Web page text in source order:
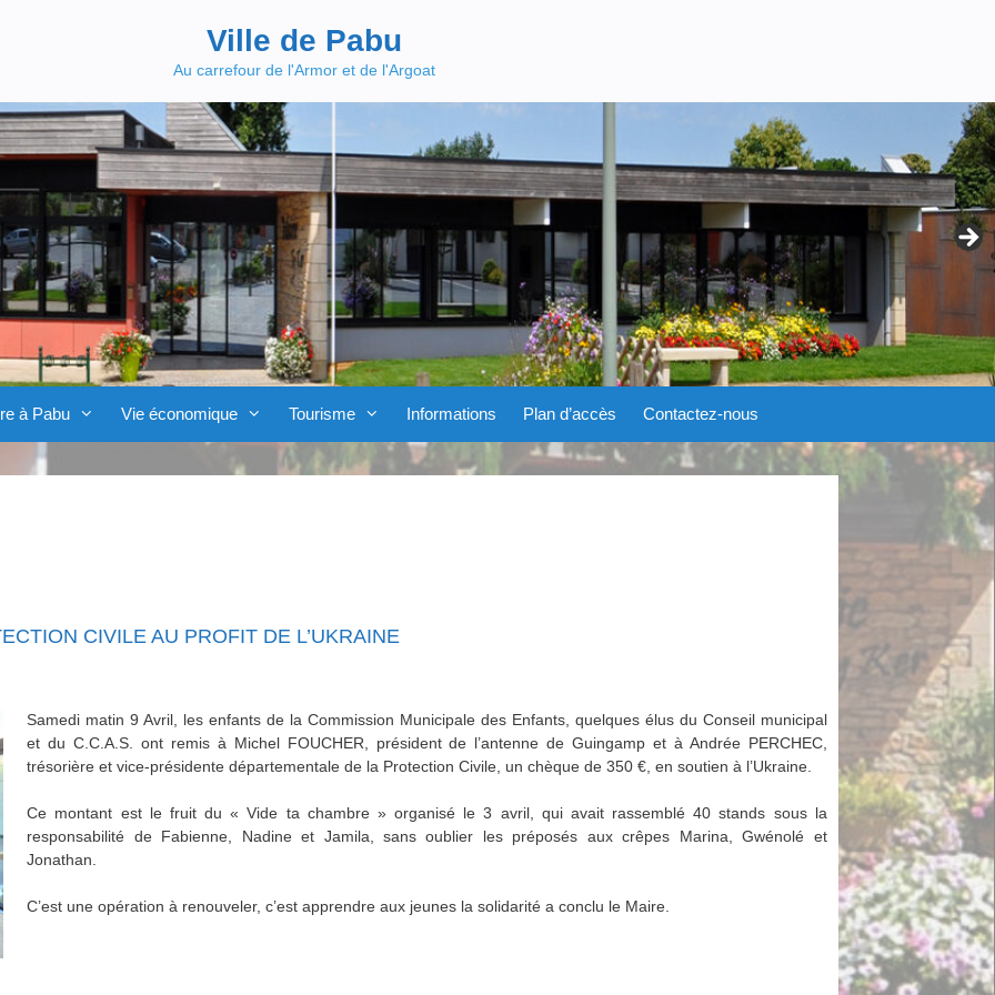
Ville de Pabu
Au carrefour de l'Armor et de l'Argoat
à Pabu Vie économique Tourisme Informations Plan d’accès Contactez-nous
CIVILE AU PROFIT DE L’UKRAINE
Samedi matin 9 Avril , les enfants de la Commission Municipale des Enfants, quelques élus du Conseil municipal
et du C.C.A.S. ont remis à Michel FOUCHER, président de l’antenne de Guingamp et à Andrée PERCHEC,
trésorière et vice-présidente départementale de la Protection Civile, un chèque de 350 €, en soutien à l’Ukraine.
Ce montant est le fruit du « Vide ta chambre » organisé le 3 avril, qui avait rassemblé 40 stands sous la
responsabilité de Fabienne, Nadine et Jamila, sans oublier les préposés aux crêpes Marina, Gwénolé et
Jonathan.
C’est une opération à renouveler, c’est apprendre aux jeunes la solidarité a conclu le Maire.